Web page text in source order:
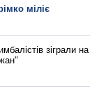
міліє
зіграли на